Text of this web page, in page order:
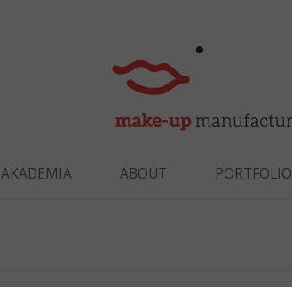
AKADEMIA ABOUT PORTFOLIO